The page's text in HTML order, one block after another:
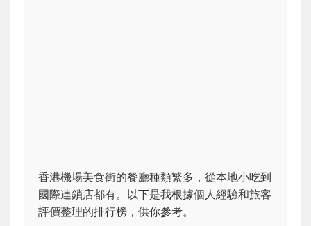
香港機場美食街的餐廳種類繁多，從本地小吃到
國際連鎖店都有。以下是我根據個人經驗和旅客
評價整理的排行榜，供你參考。